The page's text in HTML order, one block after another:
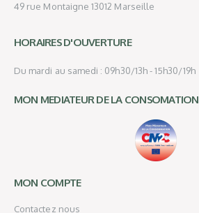
49 rue Montaigne 13012 Marseille
HORAIRES D'OUVERTURE
Du mardi au samedi : 09h30/13h - 15h30/19h
MON MEDIATEUR DE LA CONSOMATION
MON COMPTE
Contactez nous